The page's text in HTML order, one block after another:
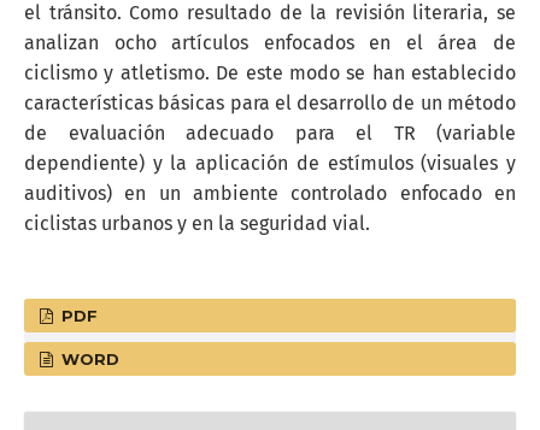
el tránsito. Como resultado de la revisión literaria, se
analizan ocho artículos enfocados en el área de
ciclismo y atletismo. De este modo se han establecido
características básicas para el desarrollo de un método
de evaluación adecuado para el TR (variable
dependiente) y la aplicación de estímulos (visuales y
auditivos) en un ambiente controlado enfocado en
ciclistas urbanos y en la seguridad vial.
PDF
WORD